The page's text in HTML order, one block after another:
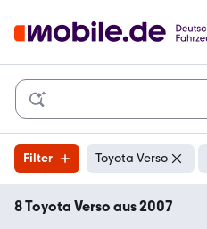
Filter Toyota Verso
8 Toyota Verso aus 2007